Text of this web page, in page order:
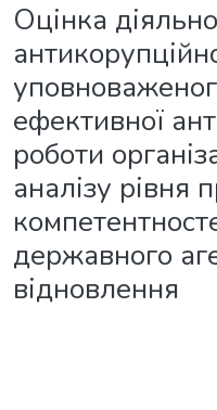
Оцінка
ефективної
роботи
аналізу рівня
державного
відновлення